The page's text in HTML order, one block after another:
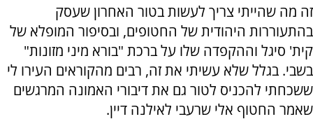
זה מה שהייתי צריך לעשות בטור האחרון שעסק
בהתעוררות היהודית של החטופים, ובסיפור המופלא של
קית' סיגל וההקפדה שלו על ברכת "בורא מיני מזונות"
בשבי. בגלל שלא עשיתי את זה, רבים מהקוראים העירו לי
ששכחתי להכניס לטור גם את דיבורי האמונה המרגשים
שאמר החטוף אלי שרעבי לאילנה דיין.